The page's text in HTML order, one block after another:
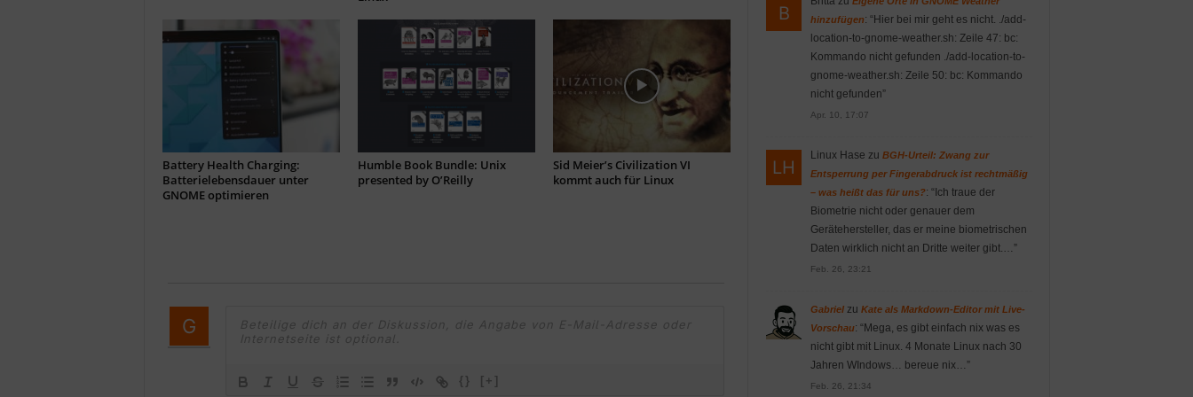
Battery Health Charging:
Batterielebensdauer unter
GNOME optimieren
Humble Book Bundle: Unix
presented by O’Reilly
Sid Meier’s Civilization VI
kommt auch für Linux
{} [+]
hinzufügen: “Hier bei mir geht es nicht. ./add-
location-to-gnome-weather.sh: Zeile 47: bc:
Kommando nicht gefunden ./add-location-to-
gnome-weather.sh: Zeile 50: bc: Kommando
nicht gefunden”
Apr. 10, 17:07
Linux Hase zu BGH-Urteil: Zwang zur
Entsperrung per Fingerabdruck ist rechtmäßig
– was heißt das für uns?: “Ich traue der
Biometrie nicht oder genauer dem
Gerätehersteller, das er meine biometrischen
Daten wirklich nicht an Dritte weiter gibt.…”
Feb. 26, 23:21
Gabrielzu Kate als Markdown-Editor mit Live-
Vorschau: “Mega, es gibt einfach nix was es
nicht gibt mit Linux. 4 Monate Linux nach 30
Jahren WIndows… bereue nix…”
Feb. 26, 21:34